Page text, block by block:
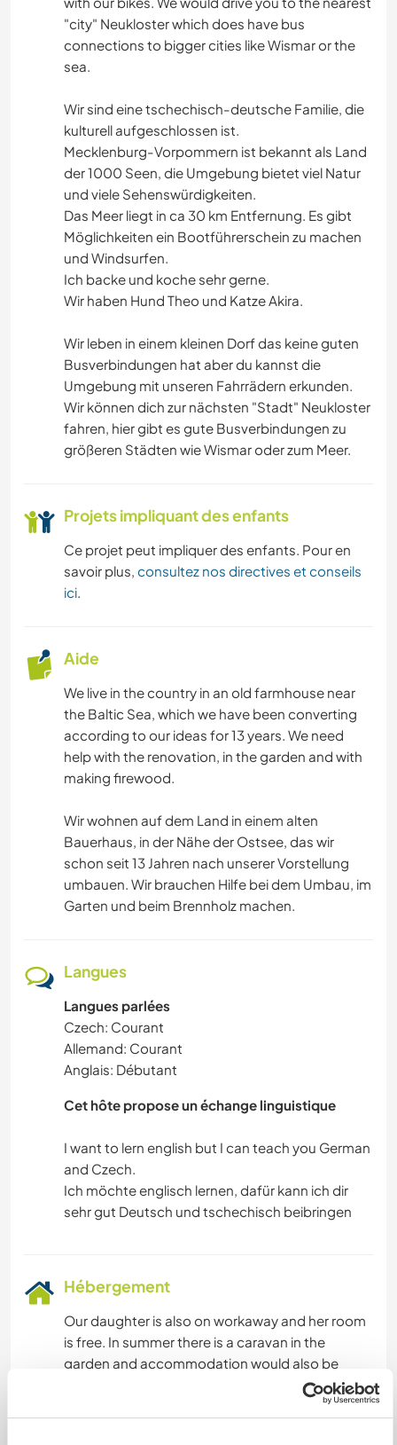
"city" Neukloster which does have bus
connections to bigger cities like Wismar or the
sea.
Wir sind eine tschechisch-deutsche Familie, die
kulturell aufgeschlossen ist.
Mecklenburg-Vorpommern ist bekannt als Land
der 1000 Seen, die Umgebung bietet viel Natur
und viele Sehenswürdigkeiten.
Das Meer liegt in ca 30 km Entfernung. Es gibt
Möglichkeiten ein Bootführerschein zu machen
und Windsurfen.
Ich backe und koche sehr gerne.
Wir haben Hund Theo und Katze Akira.
Wir leben in einem kleinen Dorf das keine guten
Busverbindungen hat aber du kannst die
Umgebung mit unseren Fahrrädern erkunden.
Wir können dich zur nächsten "Stadt" Neukloster
fahren, hier gibt es gute Busverbindungen zu
größeren Städten wie Wismar oder zum Meer.
Projets impliquant des enfants
Ce projet peut impliquer des enfants. Pour en
savoir plus, consultez nos directives et conseils
ici.
Aide
We live in the country in an old farmhouse near
the Baltic Sea, which we have been converting
according to our ideas for 13 years. We need
help with the renovation, in the garden and with
making firewood.
Wir wohnen auf dem Land in einem alten
Bauerhaus, in der Nähe der Ostsee, das wir
schon seit 13 Jahren nach unserer Vorstellung
umbauen. Wir brauchen Hilfe bei dem Umbau, im
Garten und beim Brennholz machen.
Langues
Langues parlées
Czech: Courant
Allemand: Courant
Anglais: Débutant
Cet hôte propose un échange linguistique
I want to lern english but I can teach you German
and Czech.
Ich möchte englisch lernen, dafür kann ich dir
Hébergement
Our daughter is also on workaway and her room
is free. In summer there is a caravan in the
garden and accommodation would also be
It is cooked every day. I could teach you to cook